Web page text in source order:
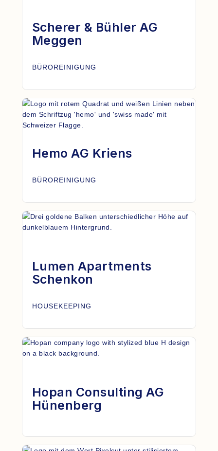
Scherer & Bühler AG
Meggen
BÜROREINIGUNG
Hemo AG Kriens
BÜROREINIGUNG
Lumen Apartments
Schenkon
HOUSEKEEPING
Hopan Consulting AG
Hünenberg